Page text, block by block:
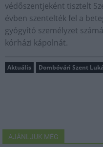
védőszentjeként tisztelt
évben szentelték fel a
gyógyító személyzet
kórházi kápolnát.
Aktuális Dombóvári Szent
AJÁNLJUK MÉG